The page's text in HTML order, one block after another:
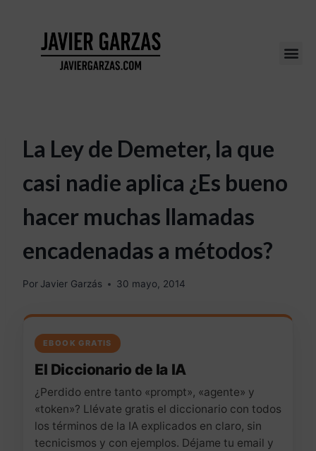
La Ley de Demeter, la que
casi nadie aplica ¿Es bueno
hacer muchas llamadas
encadenadas a métodos?
Por Javier Garzás 30 mayo, 2014
EBOOK GRATIS
El Diccionario de la IA
¿Perdido entre tanto «prompt», «agente» y
«token»? Llévate gratis el diccionario con todos
los términos de la IA explicados en claro, sin
tecnicismos y con ejemplos. Déjame tu email y